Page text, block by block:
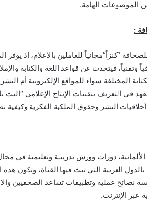
الموضوعات الهامة.
“كنزاً”مجانياً للعاملين بالإعلام، إذ يوفر
وتقنياً، فيتحدث عن قواعد اللغة والكتابة
المختلفة سواء للمواقع الإلكترونية أم
في التعريف بتقنيات الإنتاج الإعلامي
النشر وحقوق الملكية الفكرية وكيفية
دورات وورش تدريبية وتعليمية في مجال
العربية التي تبث فيها القناة، وتكون
نصائح عملية وتطبيقات تساعد الصحفيين
عبر الإنترنت.